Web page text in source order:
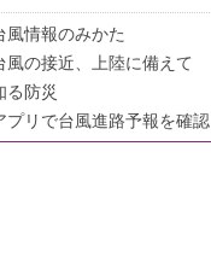
風情報のみかた
風の接近、上陸に備えて
る防災
プリで台風進路予報を確認